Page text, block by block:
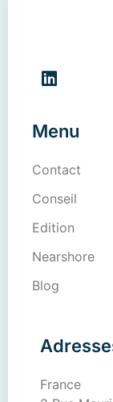
Menu
Contact
Conseil
Edition
Nearshore
Blog
France